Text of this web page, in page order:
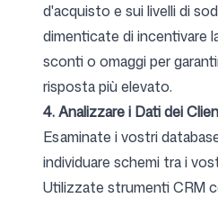
d'acquisto e sui livelli di
dimenticate di incentivare
sconti o omaggi per
risposta più elevato.
4. Analizzare i Dati dei
Esaminate i vostri
individuare schemi tra i
Utilizzate strumenti CRM